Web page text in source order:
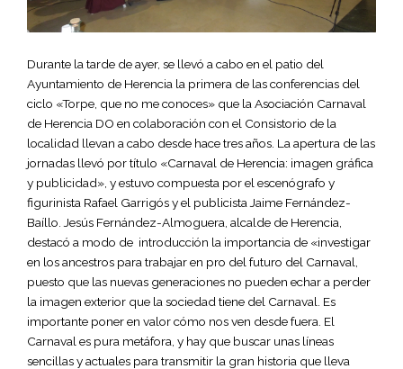
Durante la tarde de ayer, se llevó a cabo en el patio del
Ayuntamiento de Herencia la primera de las conferencias del
ciclo «Torpe, que no me conoces» que la Asociación Carnaval
de Herencia DO en colaboración con el Consistorio de la
localidad llevan a cabo desde hace tres años. La apertura de las
jornadas llevó por título «Carnaval de Herencia: imagen gráfica
y publicidad», y estuvo compuesta por el escenógrafo y
figurinista Rafael Garrigós y el publicista Jaime Fernández-
Baíllo.
Jesús Fernández-Almoguera, alcalde de Herencia,
destacó a modo de introducción la importancia de «investigar
en los ancestros para trabajar en pro del futuro del Carnaval,
puesto que las nuevas generaciones no pueden echar a perder
la imagen exterior que la sociedad tiene del Carnaval. Es
importante poner en valor cómo nos ven desde fuera. El
Carnaval es pura metáfora, y hay que buscar unas líneas
sencillas y actuales para transmitir la gran historia que lleva